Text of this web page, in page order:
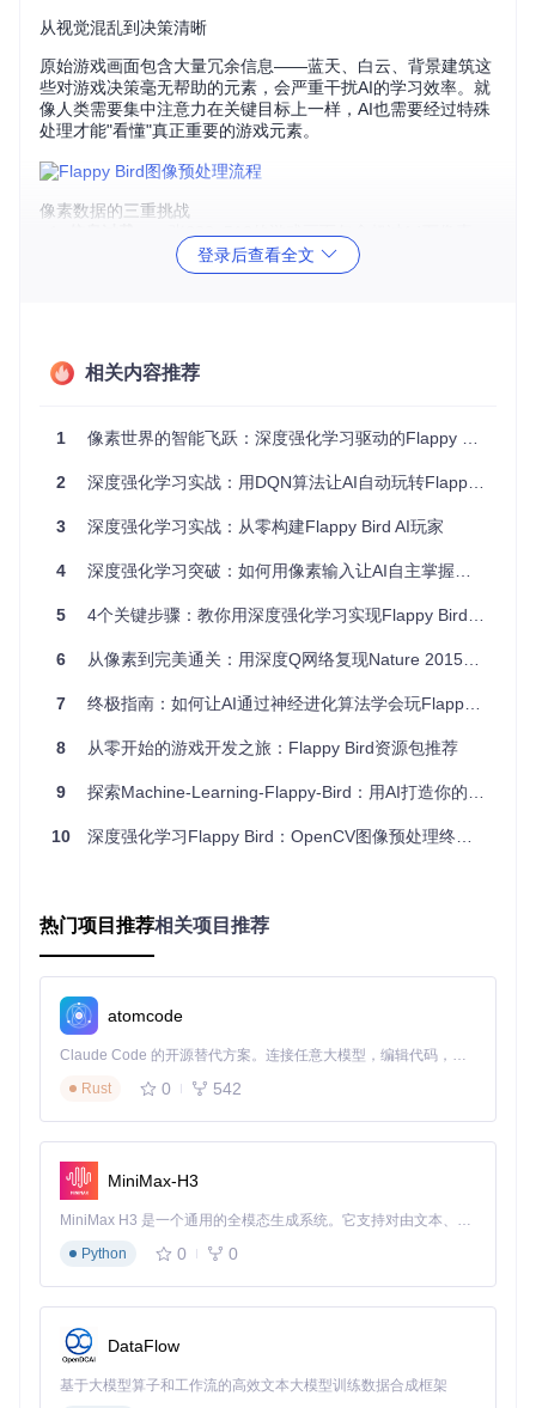
从视觉混乱到决策清晰
原始游戏画面包含大量冗余信息——蓝天、白云、背景建筑这
些对游戏决策毫无帮助的元素，会严重干扰AI的学习效率。就
像人类需要集中注意力在关键目标上一样，AI也需要经过特殊
处理才能"看懂"真正重要的游戏元素。
像素数据的三重挑战
：一张288×512的游戏画面包含超过14万像素
点，直接处理会导致计算爆炸
：单帧画面无法反映物体运动状态，如小鸟的下
二、核心突破：深度Q网络的视觉决策系统
卷积神经网络负责从像素中提取关键特征，Q学习机制则将这
态，再根据经验判断应该跳还是不跳。
图像预处理的黄金三步
📌灰度转换 ：将彩色图像转为80×80的灰度图，减少计算量同
时保留关键轮廓 📌 阈值分割：通过二值化处理将背景设为纯
黑色，突出小鸟和管道等关键元素 📌四帧堆叠
面合并为一个输入，让AI感知物体运动状态（如小鸟的上升/下
输出层产生两个动作值：跳跃或不跳跃
三、实践路径：从零开始训练游戏AI
cd
核心文件说明
游戏环境封装：
DQN实现：deep_q_network.py
训练日志：logs_bird/
训练三阶段策略
登录后查看全文
相关内容推荐
1 像素世界的智能飞跃：深度强化学习驱动的Flappy Bird AI实现
2 深度强化学习实战：用DQN算法让AI自动玩转Flappy Bird游戏
3 深度强化学习实战：从零构建Flappy Bird AI玩家
4 深度强化学习突破：如何用像素输入让AI自主掌握复杂游戏决策？
5 4个关键步骤：教你用深度强化学习实现Flappy Bird AI玩家
6 从像素到完美通关：用深度Q网络复现Nature 2015经典Flappy Bird实验
7 终极指南：如何让AI通过神经进化算法学会玩Flappy Bird 🎮
8 从零开始的游戏开发之旅：Flappy Bird资源包推荐
9 探索Machine-Learning-Flappy-Bird：用AI打造你的游戏大师
10 深度强化学习Flappy Bird：OpenCV图像预处理终极指南 🎮
热门项目推荐相关项目推荐
atomcode
Claude Code 的开源替代方案。连接任意大模型，编辑代码，运行命令，自动验证 — 全自动执行。用 Rust 构建，极致性能。 ｜ An open-source alternative to Claude Code. Connect any LLM, edit code, run commands, and verify changes — autonomously. Built in Rust for speed. Get Started
Rust
0 542
MiniMax-H3
MiniMax H3 是一个通用的全模态生成系统。它支持对由文本、图像、视频和音频组成的多模态上下文进行统一理解，并能生成分辨率高达 2K、时长可达 15 秒的带原生立体声音频的视频。得益于面向任务泛化的系统设计，H3 在预训练阶段就已具备广泛的多模态上下文理解与生成能力，能够出色地执行复杂的多模态指令。
Python
0 0
DataFlow
基于大模型算子和工作流的高效文本大模型训练数据合成框架